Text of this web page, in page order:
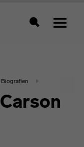
Zeigt
Biografien